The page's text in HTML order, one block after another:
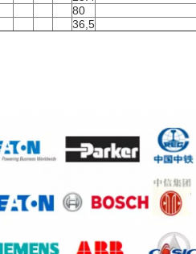
80
36,5